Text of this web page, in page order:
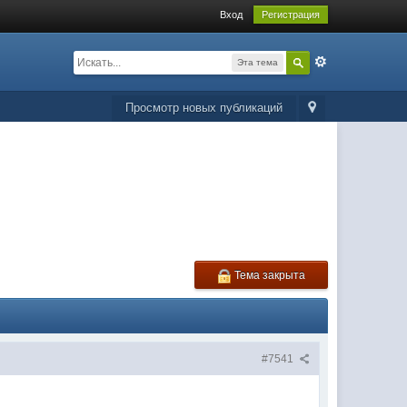
Вход Регистрация
Эта тема
Просмотр новых публикаций
Тема закрыта
#7541